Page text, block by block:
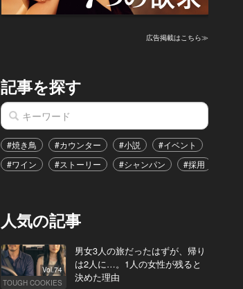
広告掲載はこちら≫
記事を探す
#焼き鳥 #カウンター #小説 #イベント
#ワイン
#ストーリー #シャンパン #採用
人気の記事
Vol.74
TOUGH COOKIES
男女3人の旅だったはずが、帰り
は2人に…。1人の女性が残ると
決めた理由